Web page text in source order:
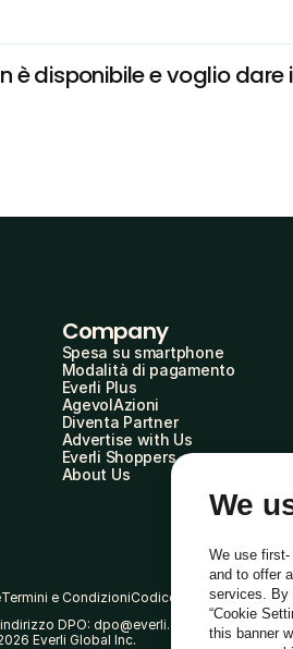
è disponibile e voglio
Company
Spesa su smartphone
Modalità di pagamento
Everli Plus
AgevolAzioni
Diventa Partner
Advertise with Us
Everli Shoppers
About Us
Termini e CondizioniCodice Etico
DPO: dpo@everli.com
Everli Global Inc.
We
We use
and to offer
services. By
“Cookie
this banner